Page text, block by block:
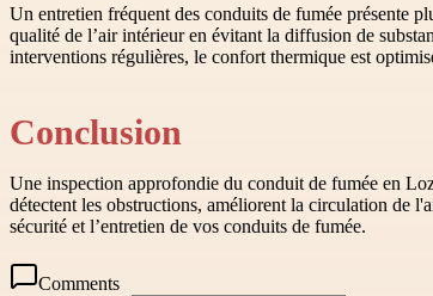
Un entretien fréquent des conduits de fumée présente
qualité de l’air intérieur en évitant la diffusion de
interventions régulières, le confort thermique est
Conclusion
Une inspection approfondie du conduit de fumée en
détectent les obstructions, améliorent la circulation de
sécurité et l’entretien de vos conduits de fumée.
Comments